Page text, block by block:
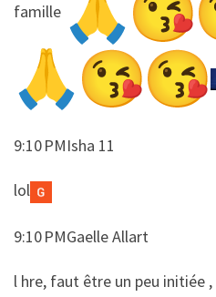
famille
9:10 PMIsha 11
​​lol
9:10 PMGaelle Allart
​​l hre, faut être un peu initiée